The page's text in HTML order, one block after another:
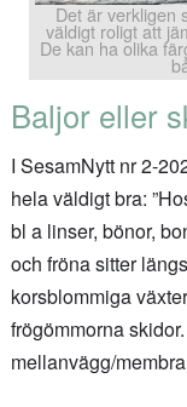
Det är verkligen
väldigt roligt att
De kan ha olika
Baljor eller
I SesamNytt nr 2-
hela väldigt bra:
bl a linser, bönor,
och fröna sitter
korsblommiga
frögömmorna
mellanvägg/